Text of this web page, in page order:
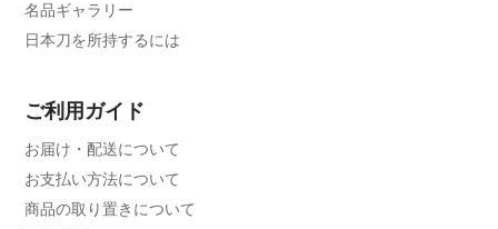
名品ギャラリー
日本刀を所持するには
ご利用ガイド
お届け・配送について
お支払い方法について
商品の取り置きについて